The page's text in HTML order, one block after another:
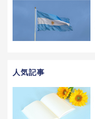
人気記事